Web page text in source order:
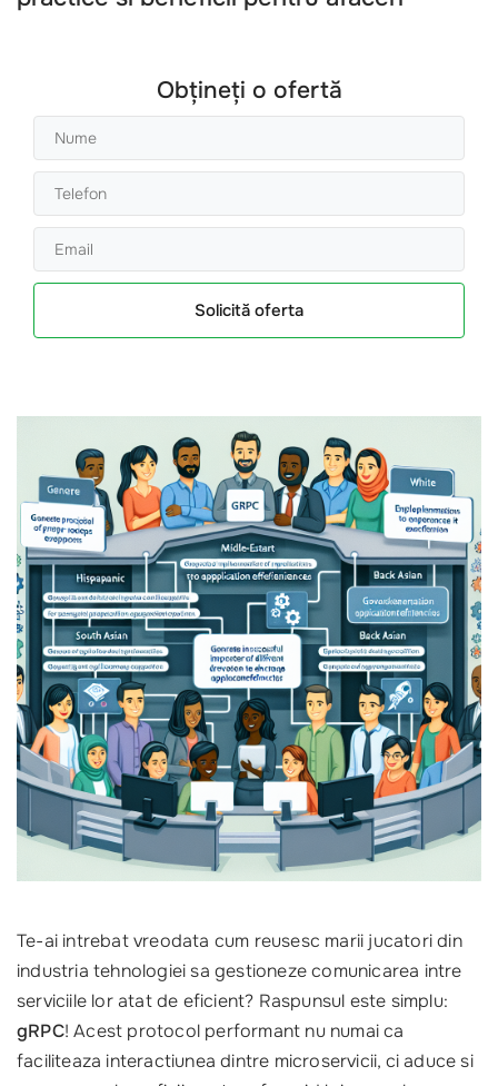
Obțineți o ofertă
Solicită oferta
Te-ai intrebat vreodata cum reusesc marii jucatori din
industria tehnologiei sa gestioneze comunicarea intre
serviciile lor atat de eficient? Raspunsul este simplu:
gRPC! Acest protocol performant nu numai ca
faciliteaza interactiunea dintre microservicii, ci aduce si